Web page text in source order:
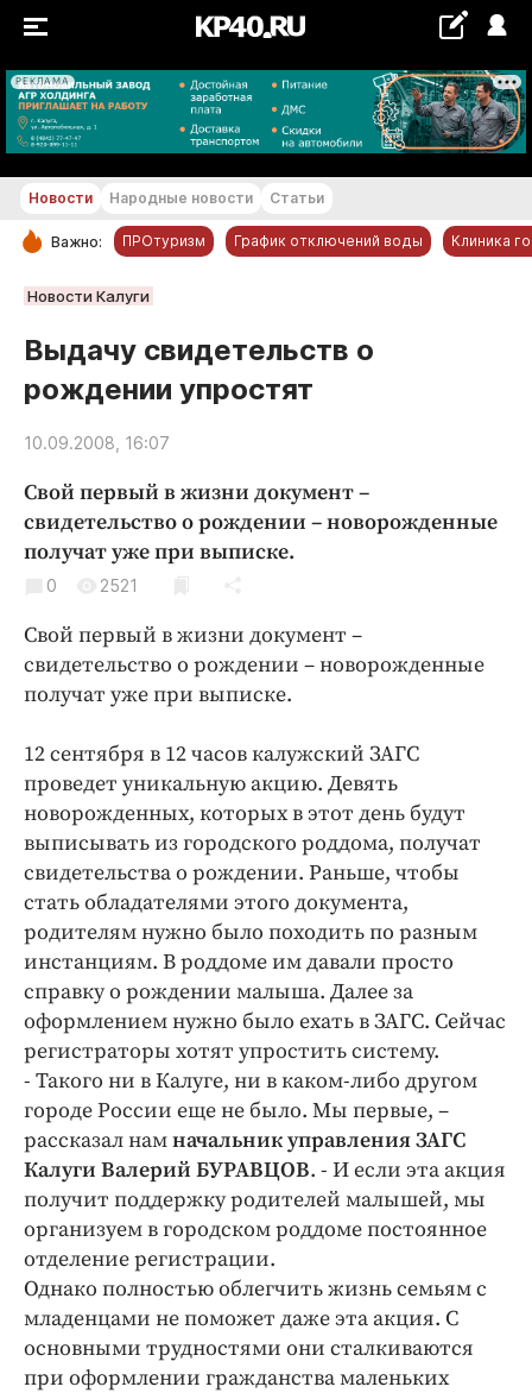
РЕКЛАМА
+24...+25 °С
РУБРИКИ
Новости компаний
Статьи
Народные новости
Авто и транспорт
Благоустройство
Криминал
Культура
Образование
Общество
Праздники
Происшествия
Спорт
Экономика и бизнес
ПРОЕКТЫ
Блоги
Издания
Медиаперсона
Интересное чтиво
Клиника года
Бренд года
Работодатель года
Новости Народные новости Статьи
Важно: ПРОтуризм График отключений воды Клиника
Новости Калуги
Выдачу свидетельств о
рождении упростят
10.09.2008, 16:07
Свой первый в жизни документ –
свидетельство о рождении – новорожденные
получат уже при выписке.
0 2521
Свой первый в жизни документ –
свидетельство о рождении – новорожденные
получат уже при выписке.
12 сентября в 12 часов калужский ЗАГС
проведет уникальную акцию. Девять
новорожденных, которых в этот день будут
выписывать из городского роддома, получат
свидетельства о рождении. Раньше, чтобы
стать обладателями этого документа,
родителям нужно было походить по разным
инстанциям. В роддоме им давали просто
справку о рождении малыша. Далее за
оформлением нужно было ехать в ЗАГС. Сейчас
регистраторы хотят упростить систему.
- Такого ни в Калуге, ни в каком-либо другом
городе России еще не было. Мы первые, –
рассказал намначальник управления ЗАГС
Калуги Валерий БУРАВЦОВ. - И если эта акция
получит поддержку родителей малышей, мы
организуем в городском роддоме постоянное
отделение регистрации.
Однако полностью облегчить жизнь семьям с
младенцами не поможет даже эта акция. С
основными трудностями они сталкиваются
при оформлении гражданства маленьких